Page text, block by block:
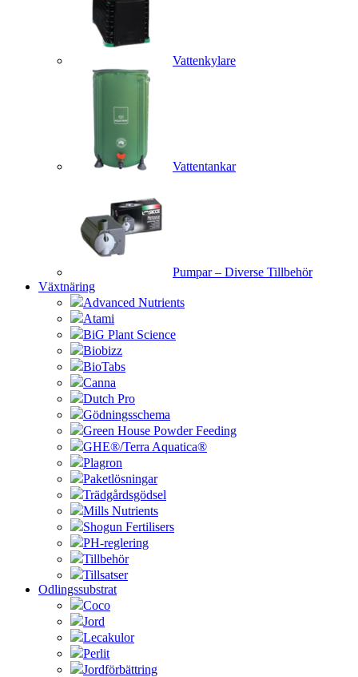
Vattenkylare
Vattentankar
Pumpar – Diverse Tillbehör
Växtnäring
Advanced Nutrients
Atami
BiG Plant Science
Biobizz
BioTabs
Canna
Dutch Pro
Gödningsschema
Green House Powder Feeding
GHE®/Terra Aquatica®
Plagron
Paketlösningar
Trädgårdsgödsel
Mills Nutrients
Shogun Fertilisers
PH-reglering
Tillbehör
Tillsatser
Odlingssubstrat
Coco
Jord
Lecakulor
Perlit
Jordförbättring